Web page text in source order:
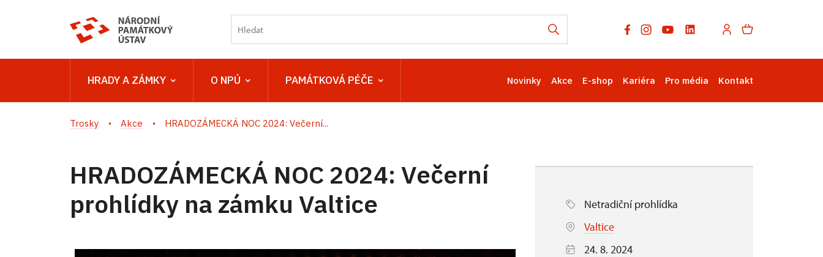
HRADY A ZÁMKY O NPÚ PAMÁTKOVÁ PÉČE Novinky Akce E-shop Kariéra Pro média Kontakt
Trosky Akce HRADOZÁMECKÁ NOC 2024: Večerní...
HRADOZÁMECKÁ NOC 2024: Večerní
prohlídky na zámku Valtice
Netradiční prohlídka
Valtice
24. 8. 2024